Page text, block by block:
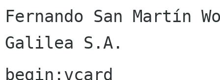
Fernando San Martín
begin:vcard